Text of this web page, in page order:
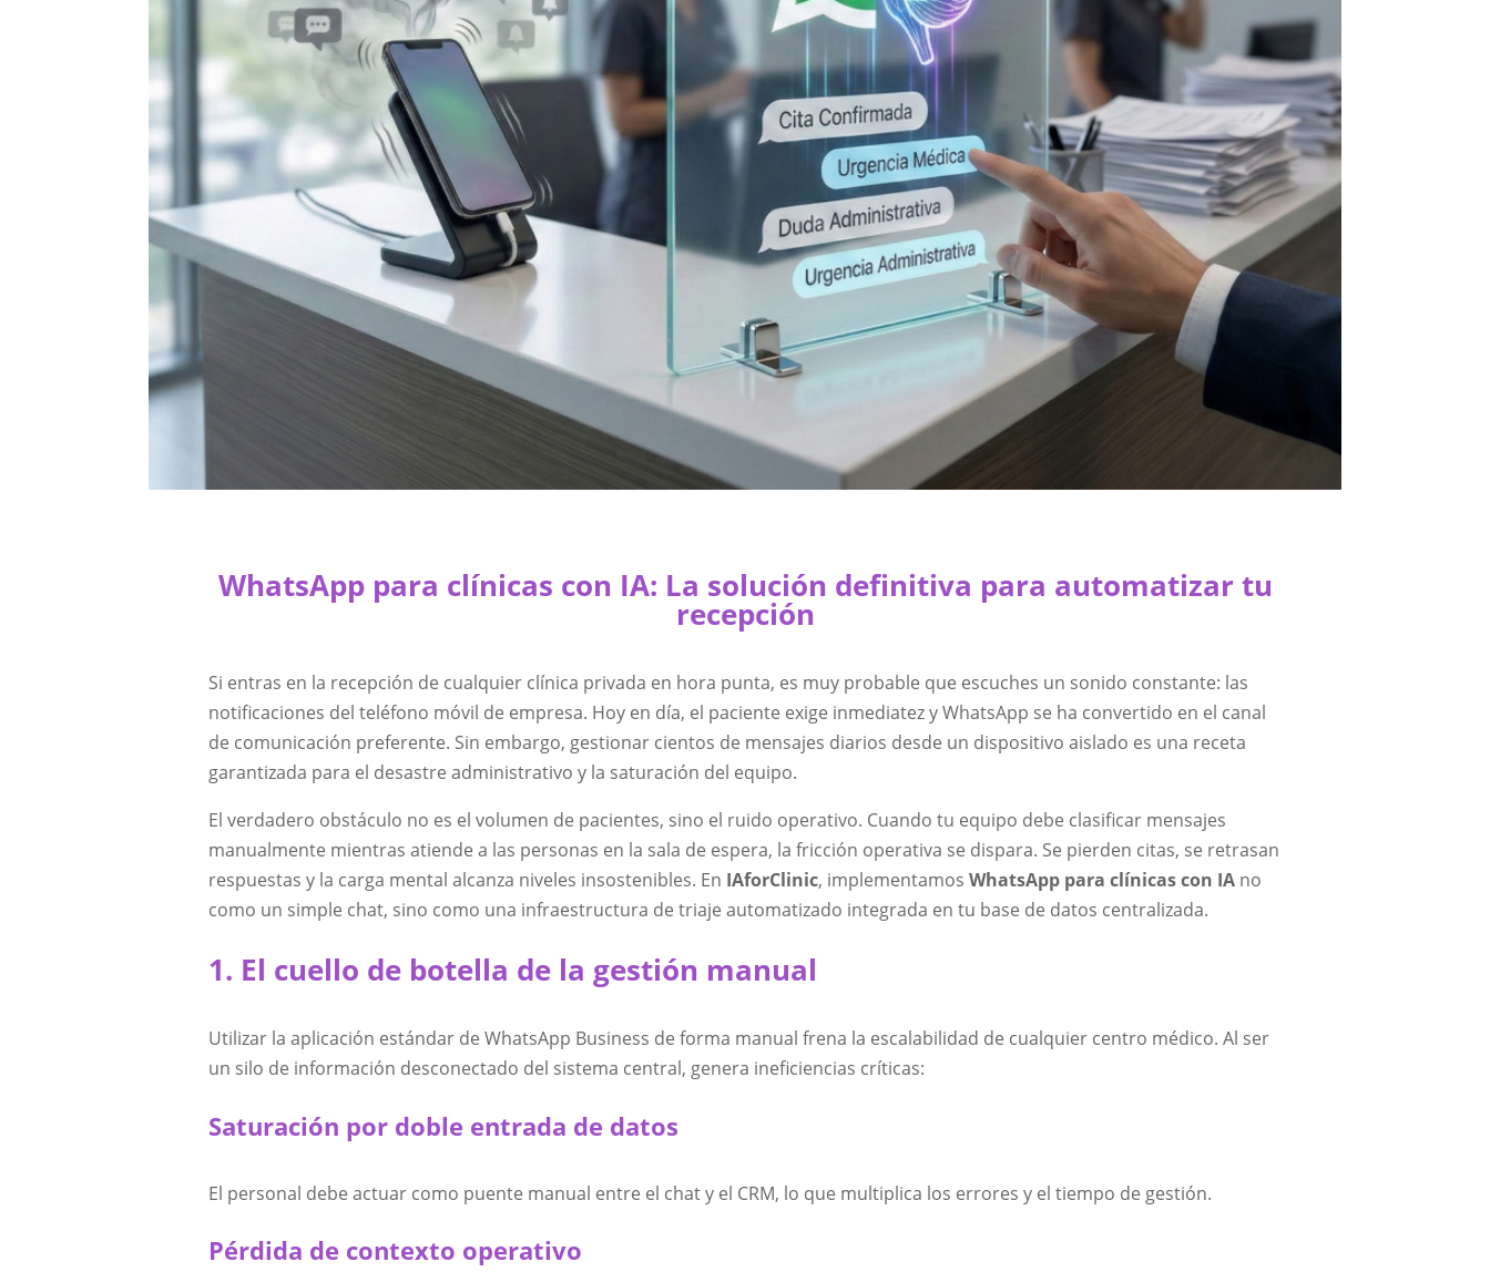
WhatsApp para clínicas con IA: La solución definitiva para automatizar tu
recepción
Si entras en la recepción de cualquier clínica privada en hora punta, es muy probable que escuches un sonido constante: las
notificaciones del teléfono móvil de empresa. Hoy en día, el paciente exige inmediatez y WhatsApp se ha convertido en el canal
de comunicación preferente. Sin embargo, gestionar cientos de mensajes diarios desde un dispositivo aislado es una receta
garantizada para el desastre administrativo y la saturación del equipo.
El verdadero obstáculo no es el volumen de pacientes, sino el ruido operativo. Cuando tu equipo debe clasificar mensajes
manualmente mientras atiende a las personas en la sala de espera, la fricción operativa se dispara. Se pierden citas, se retrasan
respuestas y la carga mental alcanza niveles insostenibles. En IAforClinic, implementamosWhatsApp para clínicas con IA no
como un simple chat, sino como una infraestructura de triaje automatizado integrada en tu base de datos centralizada.
1. El cuello de botella de la gestión manual
Utilizar la aplicación estándar de WhatsApp Business de forma manual frena la escalabilidad de cualquier centro médico. Al ser
un silo de información desconectado del sistema central, genera ineficiencias críticas:
Saturación por doble entrada de datos
El personal debe actuar como puente manual entre el chat y el CRM, lo que multiplica los errores y el tiempo de gestión.
Pérdida de contexto operativo